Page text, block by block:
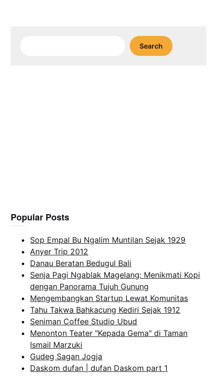
Search
Popular Posts
Sop Empal Bu Ngalim Muntilan Sejak 1929
Anyer Trip 2012
Danau Beratan Bedugul Bali
Senja Pagi Ngablak Magelang: Menikmati Kopi
dengan Panorama Tujuh Gunung
Mengembangkan Startup Lewat Komunitas
Tahu Takwa Bahkacung Kediri Sejak 1912
Seniman Coffee Studio Ubud
Menonton Teater "Kepada Gema" di Taman
Ismail Marzuki
Gudeg Sagan Jogja
Daskom dufan | dufan Daskom part 1